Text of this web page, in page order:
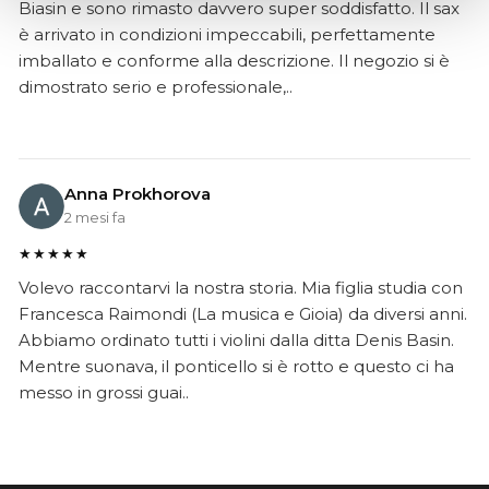
Biasin e sono rimasto davvero super soddisfatto. Il sax
è arrivato in condizioni impeccabili, perfettamente
imballato e conforme alla descrizione. Il negozio si è
dimostrato serio e professionale,..
Anna Prokhorova
2 mesi fa
★★★★★
Volevo raccontarvi la nostra storia. Mia figlia studia con
Francesca Raimondi (La musica e Gioia) da diversi anni.
Abbiamo ordinato tutti i violini dalla ditta Denis Basin.
Mentre suonava, il ponticello si è rotto e questo ci ha
messo in grossi guai..